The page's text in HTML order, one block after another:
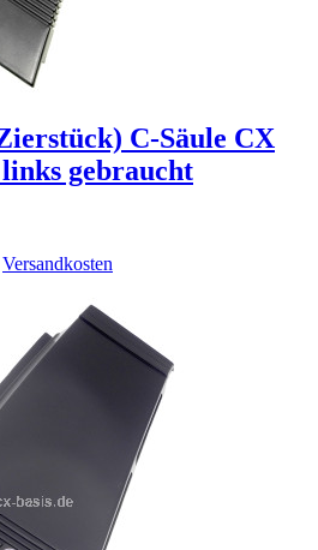
C-Säule CX
gebraucht
Versandkosten